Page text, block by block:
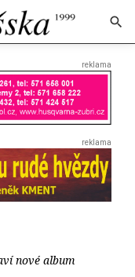
nové album